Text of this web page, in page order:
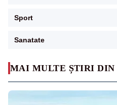
MAI MULTE ȘTIRI DIN
Sport
Sanatate